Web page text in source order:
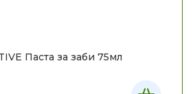
Паста за заби 75мл